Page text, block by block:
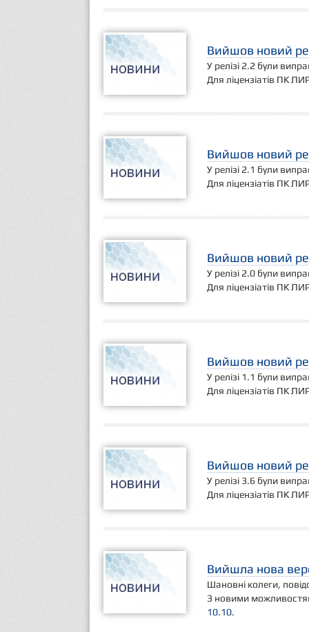
Вийшов новий
У релізі 2.2 були
Для ліцензіатів ПК
Вийшов новий
У релізі 2.1 були
Для ліцензіатів ПК
Вийшов новий
У релізі 2.0 були
Для ліцензіатів ПК
Вийшов новий
У релізі 1.1 були
Для ліцензіатів ПК
Вийшов новий
У релізі 3.6 були
Для ліцензіатів ПК
Вийшла нова
Шановні колеги,
З новими
10.10.